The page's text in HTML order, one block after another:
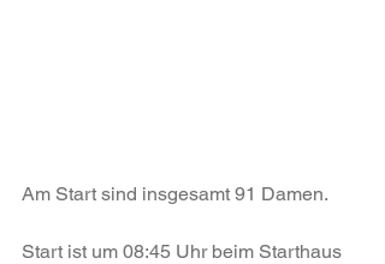
Am Start sind insgesamt 91 Damen.
Start ist um 08:45 Uhr beim Starthaus